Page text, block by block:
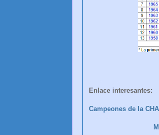
Enlace interesantes:
Campeones de la